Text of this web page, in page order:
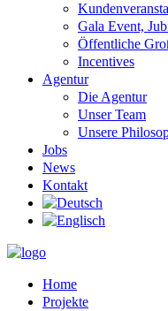
Gala Event,
Öffentliche
Incentives
Agentur
Die Agentur
Unser Team
Unsere
Jobs
News
Kontakt
Home
Projekte